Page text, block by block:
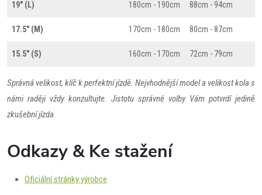
19" (L) 180cm - 190cm 88cm - 94cm
17.5" (M) 170cm - 180cm 80cm - 87cm
15.5" (S) 160cm - 170cm 72cm - 79cm
Správná velikost, klíč k perfektní jízdě. Nejvhodnější model a velikost kola s
námi raději vždy konzultujte. Jistotu správné volby Vám potvrdí jedině
zkušební jízda.
Odkazy & Ke stažení
Oficiální stránky výrobce